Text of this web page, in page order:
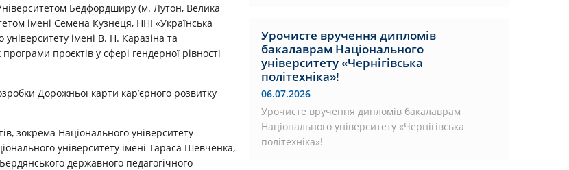
Університетом Бедфордширу (м. Лутон, Велика
імені Семена Кузнеця, ННІ «Українська
імені В. Н. Каразіна та
проєктів у сфері гендерної рівності
Дорожньої карти кар’єрного розвитку
зокрема Національного університету
університету імені Тараса Шевченка,
державного педагогічного
Урочисте вручення дипломів
бакалаврам Національного
університету «Чернігівська
політехніка»!
06.07.2026
Урочисте вручення дипломів бакалаврам
Національного університету «Чернігівська
політехніка»!